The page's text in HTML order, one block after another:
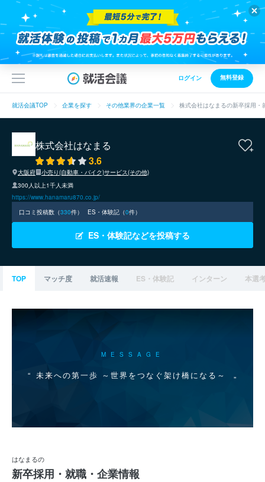
ログイン 無料登録
就活会議TOP 企業を探す その他業界の企業一覧 株式会社はなまるの新卒採用・
株式会社はなまる
3.6
大阪府 小売り(自動車・バイク)サービス(その他)
300人以上1千人未満
https://www.hanamaru870.co.jp/
口コミ投稿数（330件） ES・体験記（0件）
ES・体験記などを投稿する
TOP マッチ度 就活速報 ES・体験記 インターン 本選
MESSAGE
未来への第一歩 ～世界をつなぐ架け橋になる～
はなまるの
新卒採用・就職・企業情報